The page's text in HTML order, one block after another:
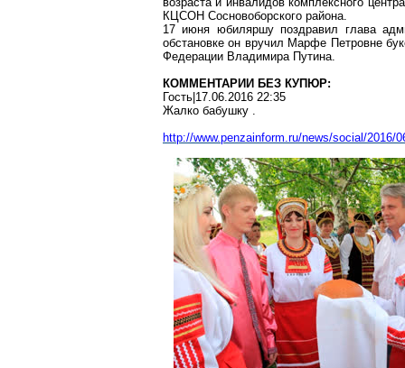
КЦСОН Сосновоборского района.
17 июня юбиляршу поздравил глава
обстановке он вручил Марфе Петровне
Федерации Владимира Путина.
КОММЕНТАРИИ БЕЗ КУПЮР:
Гость|17.06.2016 22:35
Жалко бабушку .
http://www.penzainform.ru/news/social/2016/